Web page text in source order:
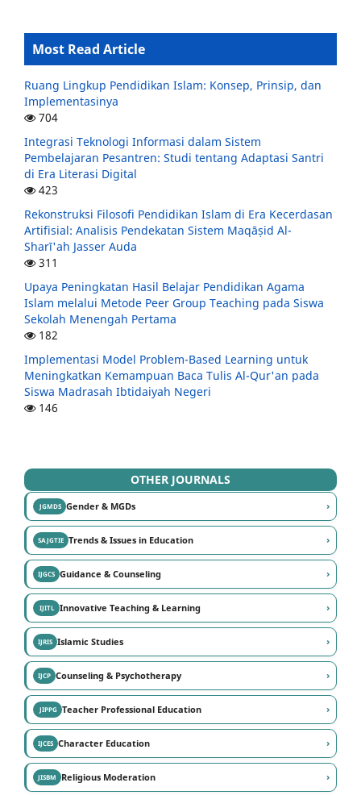
Most Read Article
Ruang Lingkup Pendidikan Islam: Konsep, Prinsip, dan
Implementasinya
704
Integrasi Teknologi Informasi dalam Sistem
Pembelajaran Pesantren: Studi tentang Adaptasi Santri
di Era Literasi Digital
423
Rekonstruksi Filosofi Pendidikan Islam di Era Kecerdasan
Artifisial: Analisis Pendekatan Sistem Maqāṣid Al-
Sharī'ah Jasser Auda
311
Upaya Peningkatan Hasil Belajar Pendidikan Agama
Islam melalui Metode Peer Group Teaching pada Siswa
Sekolah Menengah Pertama
182
Implementasi Model Problem-Based Learning untuk
Meningkatkan Kemampuan Baca Tulis Al-Qur'an pada
Siswa Madrasah Ibtidaiyah Negeri
146
OTHER JOURNALS
JGMDSGender & MGDs ›
SAJGTIETrends & Issues in Education ›
IJGCSGuidance & Counseling ›
IJITLInnovative Teaching & Learning ›
IJRISIslamic Studies ›
IJCPCounseling & Psychotherapy ›
JIPPGTeacher Professional Education ›
IJCESCharacter Education ›
JISBMReligious Moderation ›